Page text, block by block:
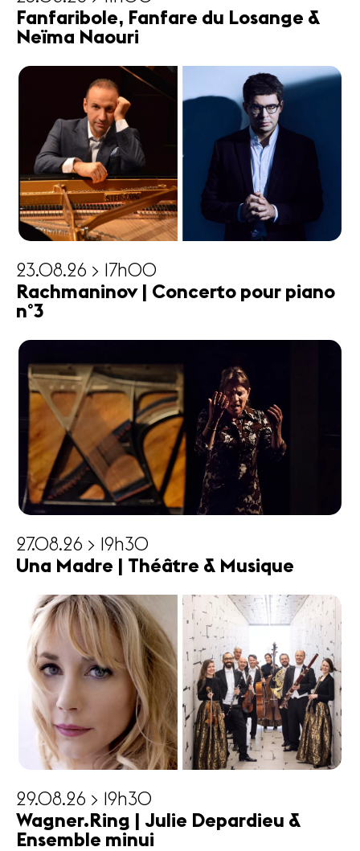
Fanfaribole, Fanfare du Losange &
Neïma Naouri
23.08.26 > 17h00
Rachmaninov | Concerto pour piano
n°3
27.08.26 > 19h30
Una Madre | Théâtre & Musique
29.08.26 > 19h30
Wagner.Ring | Julie Depardieu &
Ensemble minui